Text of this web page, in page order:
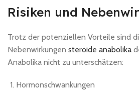
Risiken und
Trotz der potenziellen Vorteile sind
Nebenwirkungen steroide anabolika
Anabolika nicht zu unterschätzen:
Hormonschwankungen